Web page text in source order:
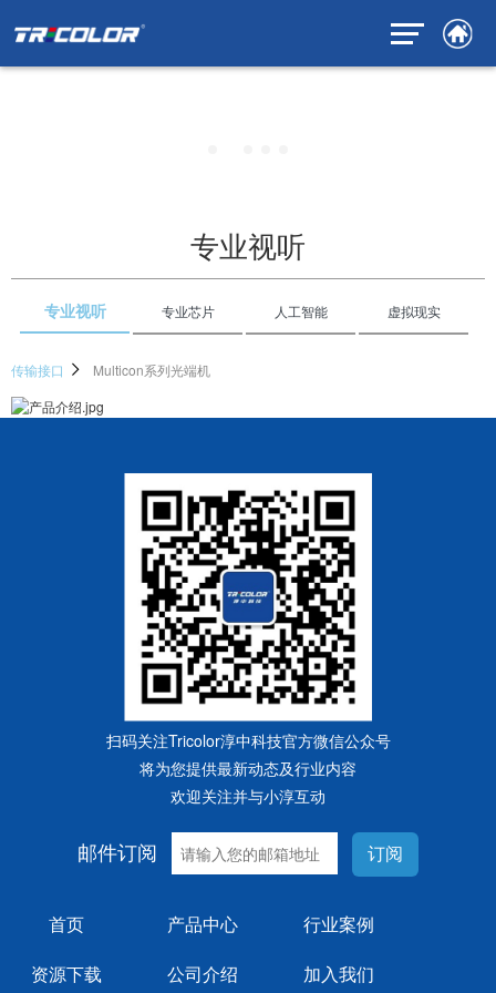
专业视听
专业视听 专业芯片 人工智能 虚拟现实
传输接口 Multicon系列光端机
扫码关注Tricolor淳中科技官方微信公众号
将为您提供最新动态及行业内容
欢迎关注并与小淳互动
邮件订阅 订阅
首页 产品中心
行业案例
资源下载
公司介绍 加入我们